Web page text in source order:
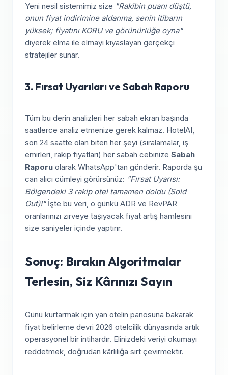
Yeni nesil sistemimiz size "Rakibin puanı düştü,
onun fiyat indirimine aldanma, senin itibarın
yüksek; fiyatını KORU ve görünürlüğe oyna"
diyerek elma ile elmayı kıyaslayan gerçekçi
stratejiler sunar.
3. Fırsat Uyarıları ve Sabah Raporu
Tüm bu derin analizleri her sabah ekran başında
saatlerce analiz etmenize gerek kalmaz. HotelAI,
son 24 saatte olan biten her şeyi (sıralamalar, iş
emirleri, rakip fiyatları) her sabah cebinize Sabah
Raporu olarak WhatsApp'tan gönderir. Raporda şu
can alıcı cümleyi görürsünüz: "Fırsat Uyarısı:
Bölgendeki 3 rakip otel tamamen doldu (Sold
Out)!"İşte bu veri, o günkü ADR ve RevPAR
oranlarınızı zirveye taşıyacak fiyat artış hamlesini
size saniyeler içinde yaptırır.
Sonuç: Bırakın Algoritmalar
Terlesin, Siz Kârınızı Sayın
Günü kurtarmak için yan otelin panosuna bakarak
fiyat belirleme devri 2026 otelcilik dünyasında artık
operasyonel bir intihardır. Elinizdeki veriyi okumayı
reddetmek, doğrudan kârlılığa sırt çevirmektir.